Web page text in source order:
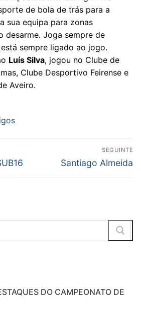
de bola de trás para a
sua equipa para zonas
desarme. Joga sempre de
sempre ligado ao jogo.
Luís Silva, jogou no Clube de
Clube Desportivo Feirense e
Aveiro.
SEGUINTE
Next
Santiago Almeida
DO CAMPEONATO DE